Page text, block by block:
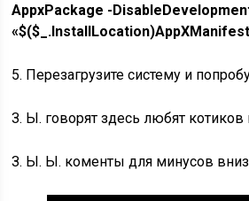
AppxPackage -
5. Перезагрузите систему и
З. Ы. говорят здесь любят котиков
З. Ы. Ы. коменты для минусов